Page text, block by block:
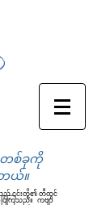
တစ်ခုကို
တယ်။
းသည် ၎င်းတို့၏ တီထွင်
ြကြသည်။ ကဗျာ